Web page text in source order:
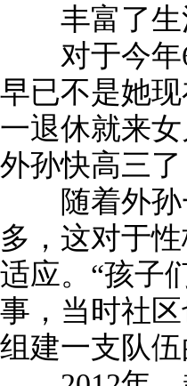
丰富了生
对于今年
早已不是她
一退休就来
外孙快高三
随着外孙
多，这对于
适应。“孩子
事，当时社
组建一支队